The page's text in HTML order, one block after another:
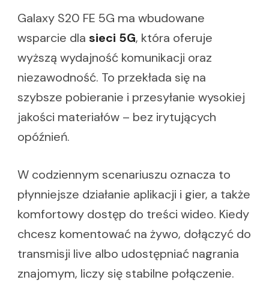
Galaxy S20 FE 5G ma wbudowane
wsparcie dla sieci 5G, która oferuje
wyższą wydajność komunikacji oraz
niezawodność. To przekłada się na
szybsze pobieranie i przesyłanie wysokiej
jakości materiałów – bez irytujących
opóźnień.
W codziennym scenariuszu oznacza to
płynniejsze działanie aplikacji i gier, a także
komfortowy dostęp do treści wideo. Kiedy
chcesz komentować na żywo, dołączyć do
transmisji live albo udostępniać nagrania
znajomym, liczy się stabilne połączenie.